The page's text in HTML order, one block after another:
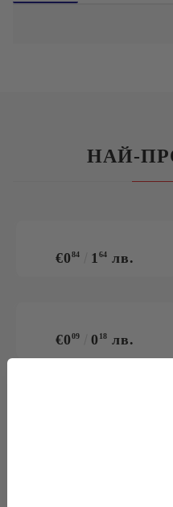
началото на юни.Целта на
НАЙ-
€084 164 лв.
€009 018 лв.